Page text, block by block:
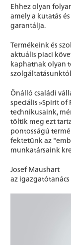
Ehhez olyan
amely a kutatás
garantálja.
Termékeink és
aktuális piaci
kaphatnak olyan
Önálló családi
speciális »Spirit of
technikusaink,
töltik meg ezt
pontosságú
fektetünk az
munkatársaink
Josef Maushart
az